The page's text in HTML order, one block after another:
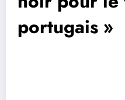
portugais »